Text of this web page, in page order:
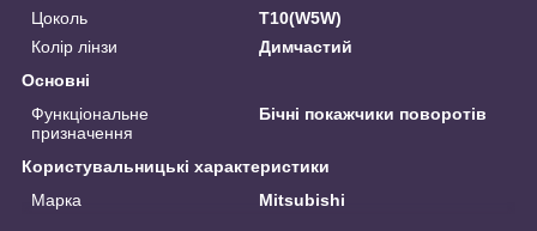
Цоколь
T10(W5W)
Колір лінзи
Димчастий
Основні
Функціональне
призначення
Бічні покажчики поворотів
Користувальницькі характеристики
Марка
Mitsubishi